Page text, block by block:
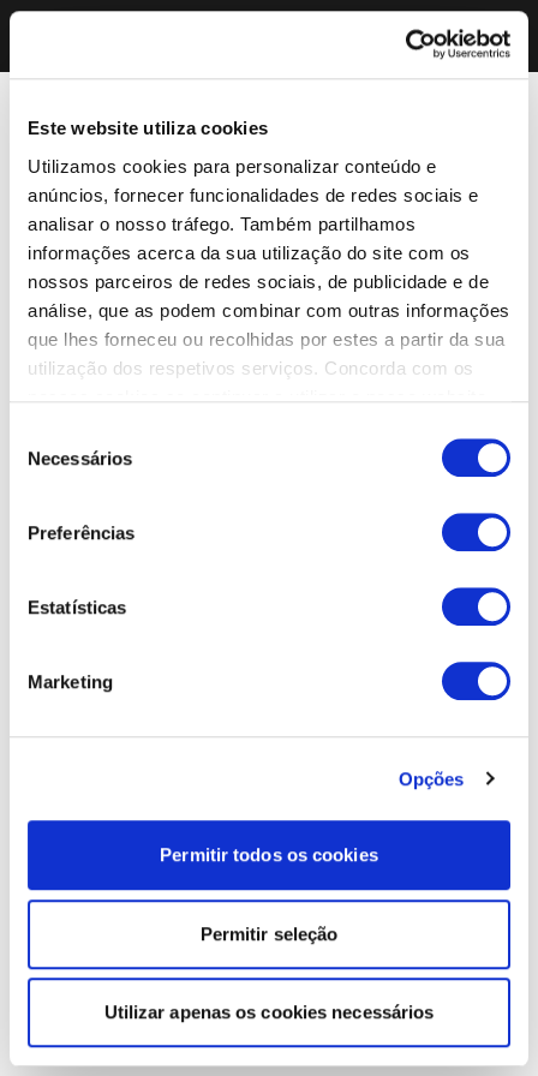
Este website utiliza cookies
Utilizamos cookies para personalizar conteúdo e
anúncios, fornecer funcionalidades de redes sociais e
analisar o nosso tráfego. Também partilhamos
informações acerca da sua utilização do site com os
nossos parceiros de redes sociais, de publicidade e de
análise, que as podem combinar com outras informações
que lhes forneceu ou recolhidas por estes a partir da sua
utilização dos respetivos serviços. Concorda com os
Necessários
Preferências
Estatísticas
Marketing
Opções
Permitir todos os cookies
Permitir seleção
Utilizar apenas os cookies necessários